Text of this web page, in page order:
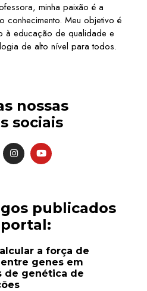
minha paixão é a
Meu objetivo é
à educação de qualidade e
de alto nível para todos.
nossas
sociais
publicados
a força de
genes em
de genética de